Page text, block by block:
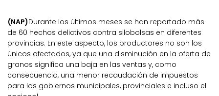
(NAP)Durante los últimos meses se han reportado más
de 60 hechos delictivos contra silobolsas en diferentes
provincias. En este aspecto, los productores no son los
únicos afectados, ya que una disminución en la oferta de
granos significa una baja en las ventas y, como
consecuencia, una menor recaudación de impuestos
para los gobiernos municipales, provinciales e incluso el